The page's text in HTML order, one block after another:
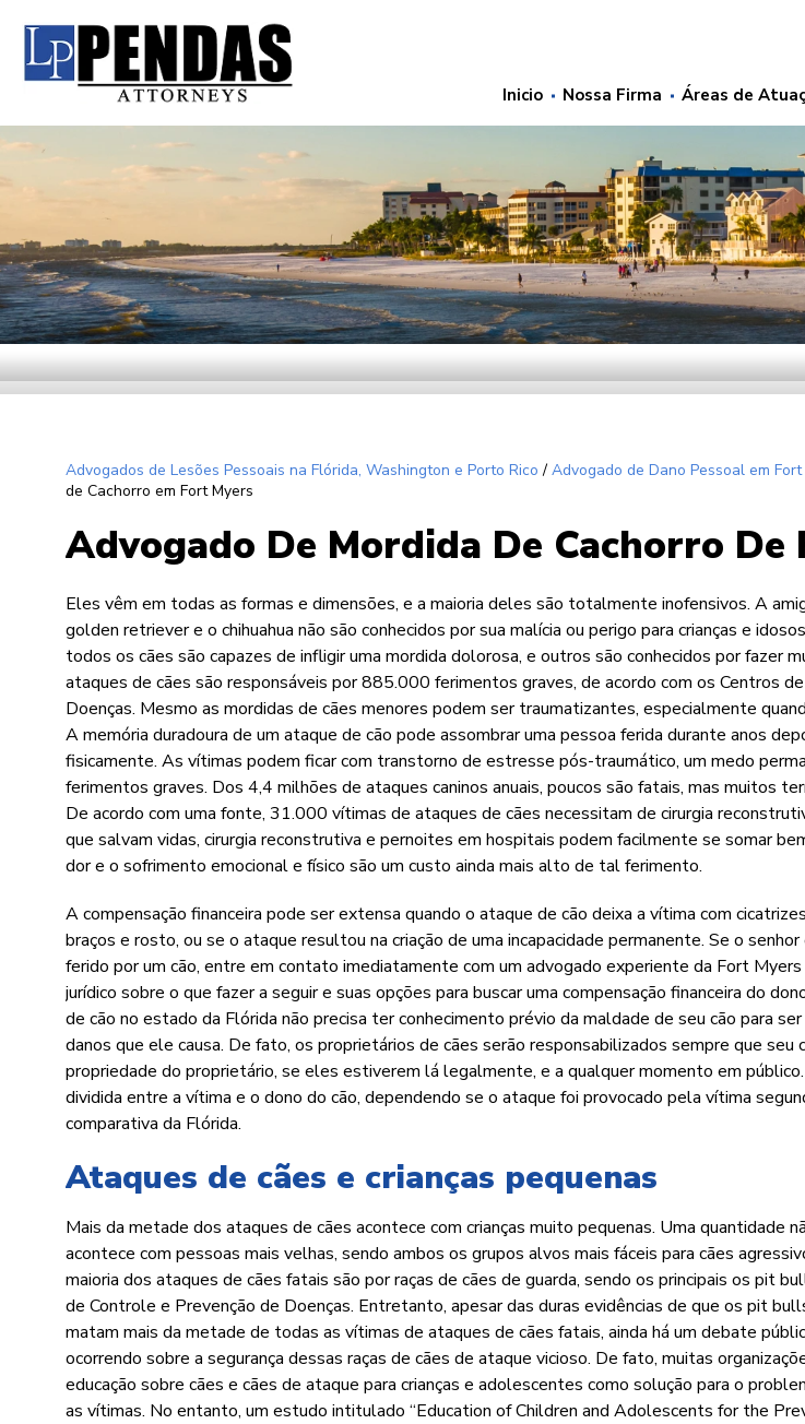
Inicio Nossa Firma Áreas de
Advogados de Lesões Pessoais na Flórida, Washington e Porto Rico / Advogado de Dano Pessoal em Fort
de Cachorro em Fort Myers
Advogado De Mordida De Cachorro De
Eles vêm em todas as formas e dimensões, e a maioria deles são totalmente inofensivos. A
golden retriever e o chihuahua não são conhecidos por sua malícia ou perigo para crianças e
todos os cães são capazes de infligir uma mordida dolorosa, e outros são conhecidos por fazer
ataques de cães são responsáveis por 885.000 ferimentos graves, de acordo com os Centros
Doenças. Mesmo as mordidas de cães menores podem ser traumatizantes, especialmente
A memória duradoura de um ataque de cão pode assombrar uma pessoa ferida durante anos
fisicamente. As vítimas podem ficar com transtorno de estresse pós-traumático, um medo
ferimentos graves. Dos 4,4 milhões de ataques caninos anuais, poucos são fatais, mas muitos
De acordo com uma fonte, 31.000 vítimas de ataques de cães necessitam de cirurgia
que salvam vidas, cirurgia reconstrutiva e pernoites em hospitais podem facilmente se somar
dor e o sofrimento emocional e físico são um custo ainda mais alto de tal ferimento.
A compensação financeira pode ser extensa quando o ataque de cão deixa a vítima com
braços e rosto, ou se o ataque resultou na criação de uma incapacidade permanente. Se o
ferido por um cão, entre em contato imediatamente com um advogado experiente da Fort
jurídico sobre o que fazer a seguir e suas opções para buscar uma compensação financeira do
de cão no estado da Flórida não precisa ter conhecimento prévio da maldade de seu cão para
danos que ele causa. De fato, os proprietários de cães serão responsabilizados sempre que seu
propriedade do proprietário, se eles estiverem lá legalmente, e a qualquer momento em
dividida entre a vítima e o dono do cão, dependendo se o ataque foi provocado pela vítima
comparativa da Flórida.
Ataques de cães e crianças pequenas
Mais da metade dos ataques de cães acontece com crianças muito pequenas. Uma quantidade
acontece com pessoas mais velhas, sendo ambos os grupos alvos mais fáceis para cães
maioria dos ataques de cães fatais são por raças de cães de guarda, sendo os principais os pit
de Controle e Prevenção de Doenças. Entretanto, apesar das duras evidências de que os pit
matam mais da metade de todas as vítimas de ataques de cães fatais, ainda há um debate
ocorrendo sobre a segurança dessas raças de cães de ataque vicioso. De fato, muitas
educação sobre cães e cães de ataque para crianças e adolescentes como solução para o
as vítimas. No entanto, um estudo intitulado “Education of Children and Adolescents for the